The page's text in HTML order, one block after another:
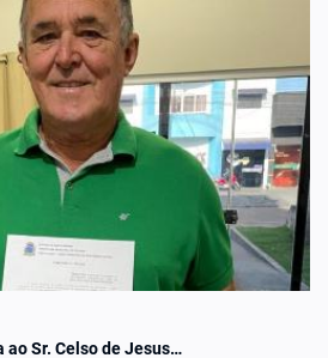
Sr. Celso de Jesus…